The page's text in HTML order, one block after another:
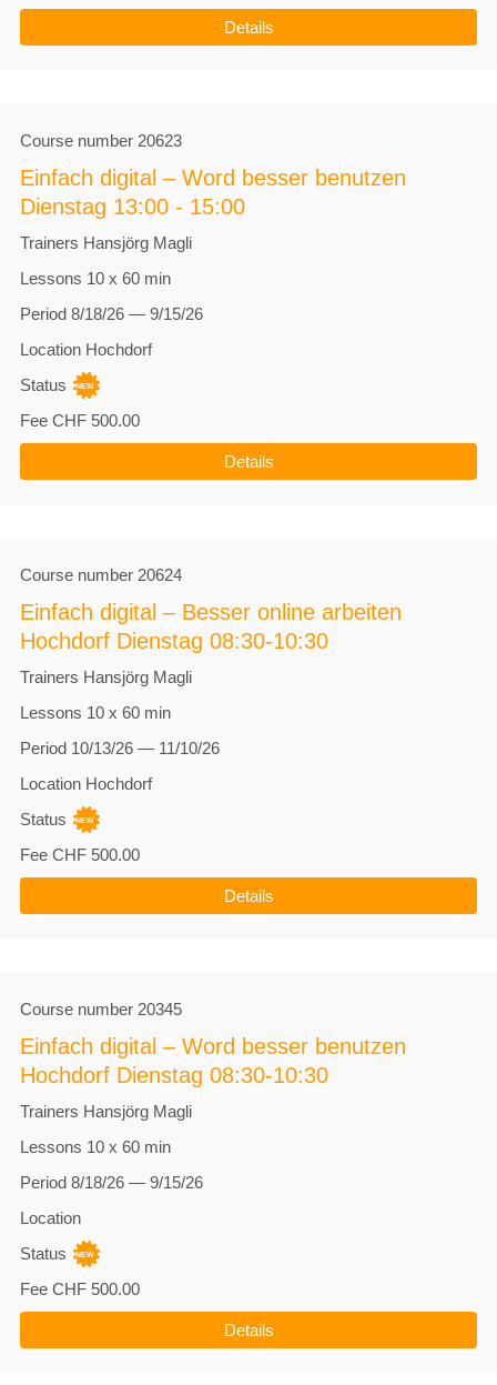
Details
Course number 20623
Einfach digital – Word besser benutzen
Dienstag 13:00 - 15:00
Trainers Hansjörg Magli
Lessons 10 x 60 min
Period 8/18/26 — 9/15/26
Location Hochdorf
Status
Fee CHF 500.00
Details
Course number 20624
Einfach digital – Besser online arbeiten
Hochdorf Dienstag 08:30-10:30
Trainers Hansjörg Magli
Lessons 10 x 60 min
Period 10/13/26 — 11/10/26
Location Hochdorf
Status
Fee CHF 500.00
Details
Course number 20345
Einfach digital – Word besser benutzen
Hochdorf Dienstag 08:30-10:30
Trainers Hansjörg Magli
Lessons 10 x 60 min
Period 8/18/26 — 9/15/26
Location
Status
Fee CHF 500.00
Details